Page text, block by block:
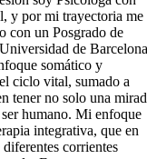
y por mi trayectoria me
con un Posgrado de
de
somático y
ciclo vital, sumado a
tener no solo una
humano. Mi enfoque
integrativa, que en
corrientes